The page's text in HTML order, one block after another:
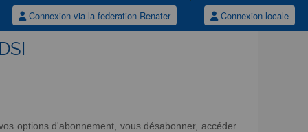
Connexion via la federation Renater Connexion locale
options d'abonnement, vous désabonner, accéder